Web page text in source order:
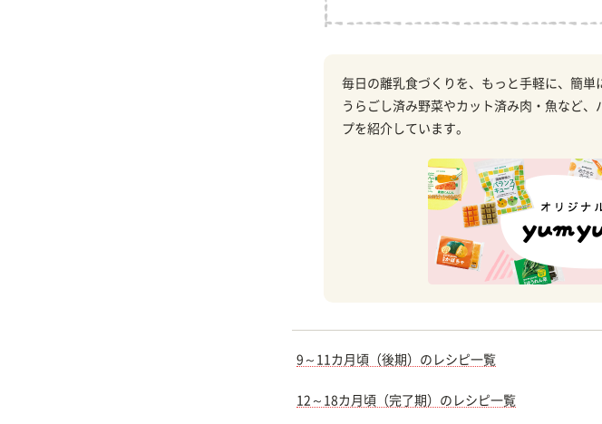
毎日の離乳食づくりを、もっと手軽に、簡単
うらごし済み野菜やカット済み肉・魚など、
プを紹介しています。
9～11カ月頃（後期）のレシピ一覧
12～18カ月頃（完了期）のレシピ一覧